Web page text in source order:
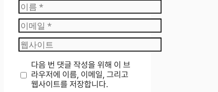
이
름
이
메
일
웹
사
트
다음 번 댓글 작성을 위해 이 브
라우저에 이름, 이메일, 그리고
웹사이트를 저장합니다.